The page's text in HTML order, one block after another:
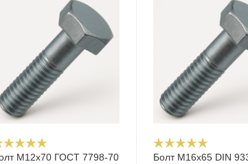
М12x70 ГОСТ 7798-70
Болт М16x65 DIN